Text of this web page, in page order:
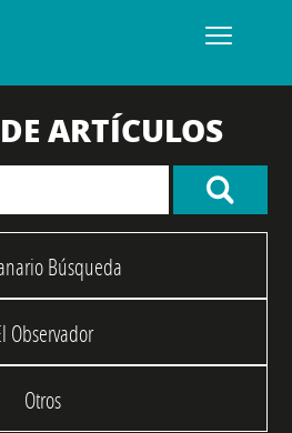
ARTÍCULOS
Búsqueda
Observador
Otros